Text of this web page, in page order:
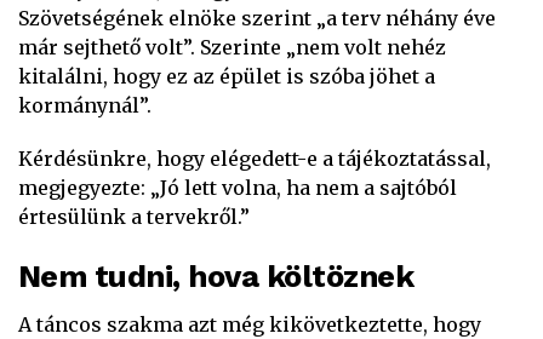
Szövetségének elnöke szerint „a terv néhány éve
már sejthető volt”. Szerinte „nem volt nehéz
kitalálni, hogy ez az épület is szóba jöhet a
kormánynál”.
Kérdésünkre, hogy elégedett-e a tájékoztatással,
megjegyezte: „Jó lett volna, ha nem a sajtóból
értesülünk a tervekről.”
Nem tudni, hova költöznek
A táncos szakma azt még kikövetkeztette, hogy